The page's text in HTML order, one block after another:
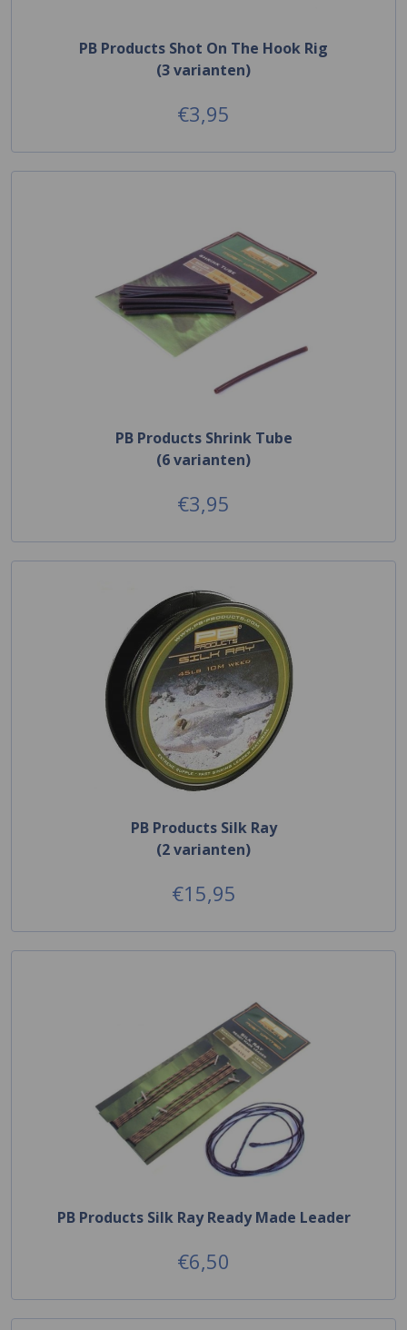
PB Products Shot On The Hook Rig
(3 varianten)
€3,95
PB Products Shrink Tube
(6 varianten)
€3,95
PB Products Silk Ray
(2 varianten)
€15,95
PB Products Silk Ray Ready Made Leader
€6,50